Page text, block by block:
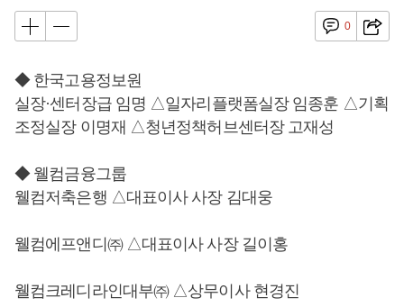
0
◆ 한국고용정보원
실장·센터장급 임명 △일자리플랫폼실장 임종훈 △기획
조정실장 이명재 △청년정책허브센터장 고재성
◆ 웰컴금융그룹
웰컴저축은행 △대표이사 사장 김대웅
웰컴에프앤디㈜ △대표이사 사장 길이홍
웰컴크레디라인대부㈜ △상무이사 현경진